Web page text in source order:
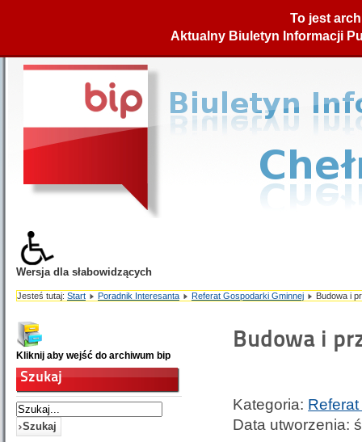
To jest
Aktualny Biuletyn Informacji
Wersja dla słabowidzących
Czarno-Biała
Mówiąca przeglądarka internetowa
Jesteś tutaj: Start Poradnik Interesanta Referat Gospodarki Gminnej Budowa i
Kliknij aby wejść do archiwum bip
Szukaj
Budowa i
Kategoria:
Data utworzenia: